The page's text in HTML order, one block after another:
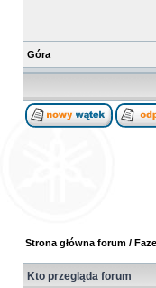
Góra
Strona główna forum /
Kto przegląda forum